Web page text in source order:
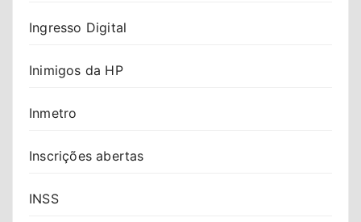
Ingresso Digital
Inimigos da HP
Inmetro
Inscrições abertas
INSS